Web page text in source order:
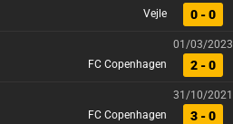
Vejle
0 - 0
01/03/2023
FC Copenhagen
2 - 0
31/10/2021
FC Copenhagen
3 - 0